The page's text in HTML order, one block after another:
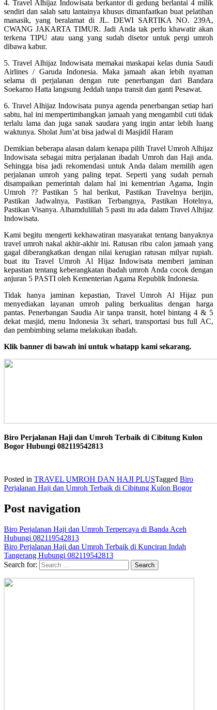
4. Travel Alhijaz Indowisata berkantor di gedung berlantai 4 milik
sendiri dan salah satu lantainya khusus dimanfaatkan buat pelatihan
manasik, yang beralamat di JL. DEWI SARTIKA NO. 239A,
CWANG JAKARTA TIMUR. Jadi Anda tak perlu khawatir akan
terkena TIPU atau uang yang sudah disetor untuk pergi umroh
dibawa kabur.
5. Travel Alhijaz Indowisata memakai maskapai kelas dunia Saudi
Airlines / Garuda Indonesia. Maka jamaah akan lebih nyaman
selama di perjalanan dengan rute penerbangan dari Bandara
Soekarno Hatta langsung Jeddah tanpa transit dan ganti Pesawat.
6. Travel Alhijaz Indowisata punya agenda penerbangan setiap hari
sabtu, hal ini mempertimbangkan jamaah yang mengambil cuti tidak
terlalu lama dan juga sanak saudara yang ingin antar lebih luang
waktunya. Sholat Jum’at bisa jadwal di Masjidil Haram
Demikian beberapa alasan dalam kenapa pilih Travel Umroh Alhijaz
Indowisata sebagai mitra perjalanan ibadah Umroh dan Haji anda.
Sehingga bisa jadi rekomendasi untuk Anda dalam memilih agen
perjalanan umroh yang paling tepat. Seperti yang sudah pernah
disampaikan pemerintah dalam hal ini kementrian Agama, Ingin
Umroh ?? Pastikan 5 hal berikut, Pastikan Travelnya berijin,
Pastikan Jadwalnya, Pastikan Terbangnya, Pastikan Hotelnya,
Pastikan Visanya. Alhamdulillah 5 pasti itu ada dalam Travel Alhijaz
Indowisata.
Kami begitu mengerti kekhawatiran masyarakat tentang banyaknya
travel umroh nakal akhir-akhir ini. Ratusan ribu calon jamaah yang
gagal diberangkatkan dengan nilai kerugian ratusan milyar rupiah.
buat itu Travel Umroh Al Hijaz Indowisata memberi jaminan
kepastian tentang keberangkatan ibadah umroh Anda cocok dengan
anjuran 5 PASTI oleh Kementerian Agama Republik Indonesia.
Tidak hanya jaminan kepastian, Travel Umroh Al Hijaz pun
menyediakan layanan umroh paling berkualitas dengan harga
pantas. Penerbangan Saudia Air tanpa transit, hotel bintang 4 & 5
dekat masjid, menu Indonesia 3x sehari, transportasi bus full AC,
dan pembimbing selama melakukan ibadah.
Klik banner di bawah ini untuk whatapp kami sekarang.
Biro Perjalanan Haji dan Umroh Terbaik di Cibitung Kulon
Bogor Hubungi 082119542813
Posted in TRAVEL UMROH DAN HAJI PLUSTagged Biro
Perjalanan Haji dan Umroh Terbaik di Cibitung Kulon Bogor
Post navigation
Biro Perjalanan Haji dan Umroh Terpercaya di Banda Aceh
Hubungi 082119542813
Biro Perjalanan Haji dan Umroh Terbaik di Kunciran Indah
Tangerang Hubungi 082119542813
Search for: